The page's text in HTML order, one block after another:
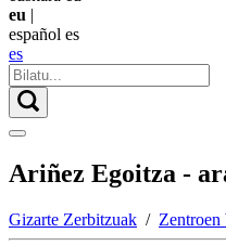
eu |
español es
es
Ariñez Egoitza -
Gizarte Zerbitzuak / Zentroen